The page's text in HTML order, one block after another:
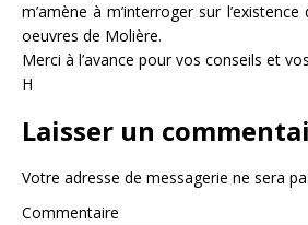
m’amène à m’interroger sur l’existence
oeuvres de Molière.
Merci à l’avance pour vos conseils et
H
Laisser un
Votre adresse de messagerie ne sera
Commentaire